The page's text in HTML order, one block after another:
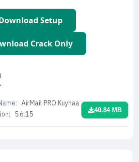
Setup
Crack Only
AirMail PRO Kuyhaa
5.6.15 40.84 MB